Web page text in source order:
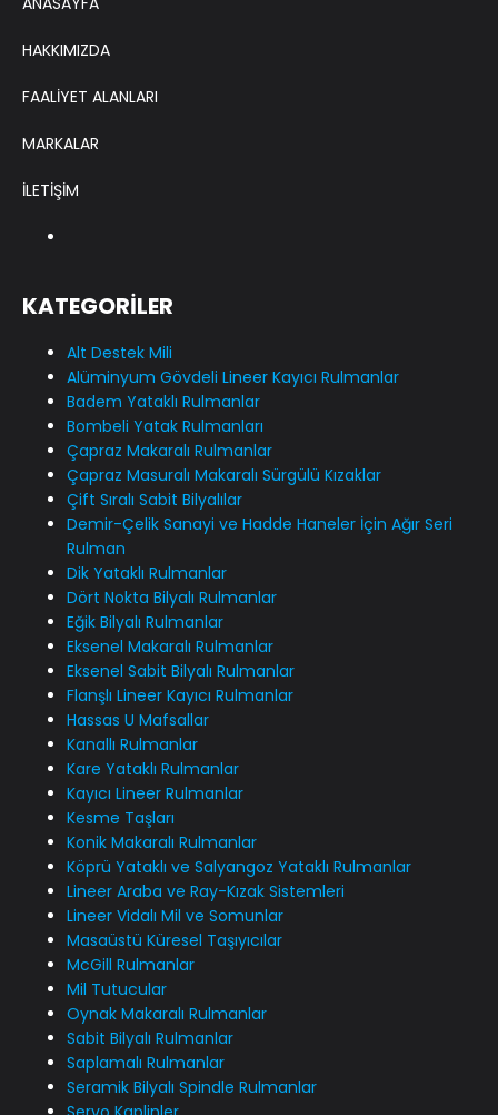
HAKKIMIZDA
FAALİYET ALANLARI
MARKALAR
İLETİŞİM
KATEGORİLER
Alt Destek Mili
Alüminyum Gövdeli Lineer Kayıcı Rulmanlar
Badem Yataklı Rulmanlar
Bombeli Yatak Rulmanları
Çapraz Makaralı Rulmanlar
Çapraz Masuralı Makaralı Sürgülü Kızaklar
Çift Sıralı Sabit Bilyalılar
Demir-Çelik Sanayi ve Hadde Haneler İçin Ağır Seri
Rulman
Dik Yataklı Rulmanlar
Dört Nokta Bilyalı Rulmanlar
Eğik Bilyalı Rulmanlar
Eksenel Makaralı Rulmanlar
Eksenel Sabit Bilyalı Rulmanlar
Flanşlı Lineer Kayıcı Rulmanlar
Hassas U Mafsallar
Kanallı Rulmanlar
Kare Yataklı Rulmanlar
Kayıcı Lineer Rulmanlar
Kesme Taşları
Konik Makaralı Rulmanlar
Köprü Yataklı ve Salyangoz Yataklı Rulmanlar
Lineer Araba ve Ray-Kızak Sistemleri
Lineer Vidalı Mil ve Somunlar
Masaüstü Küresel Taşıyıcılar
McGill Rulmanlar
Mil Tutucular
Oynak Makaralı Rulmanlar
Sabit Bilyalı Rulmanlar
Saplamalı Rulmanlar
Seramik Bilyalı Spindle Rulmanlar